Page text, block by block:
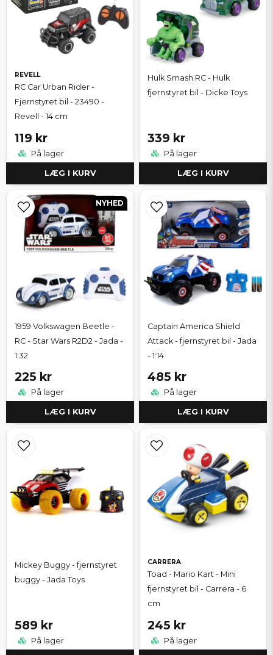
REVELL
RC Car Urban Rider -
Fjernstyret bil - 23490 -
Revell - 14 cm
119 kr
På lager
LÆG I KURV
Hulk Smash RC - Hulk
fjernstyret bil - Dicke Toys
339 kr
På lager
LÆG I KURV
1959 Volkswagen Beetle -
RC - Star Wars R2D2 - Jada -
1:32
225 kr
På lager
LÆG I KURV
NYHED
Captain America Shield
Attack - fjernstyret bil - Jada
- 1:14
485 kr
På lager
LÆG I KURV
Mickey Buggy - fjernstyret
buggy - Jada Toys
589 kr
På lager
CARRERA
Toad - Mario Kart - Mini
fjernstyret bil - Carrera - 6
cm
245 kr
På lager